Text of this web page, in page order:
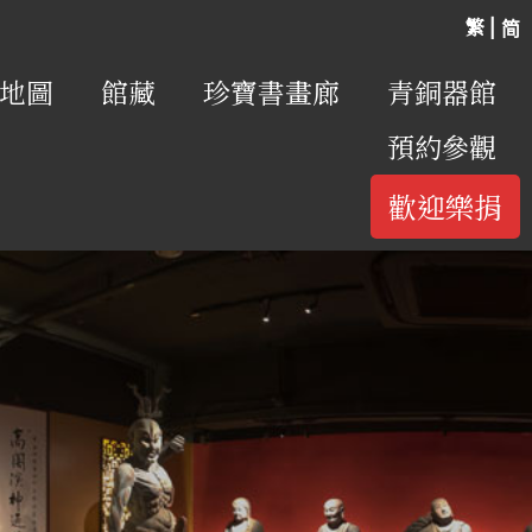
繁 | 简
圖 館藏 珍寶書畫廊
青銅器館
預約參觀
歡迎樂捐